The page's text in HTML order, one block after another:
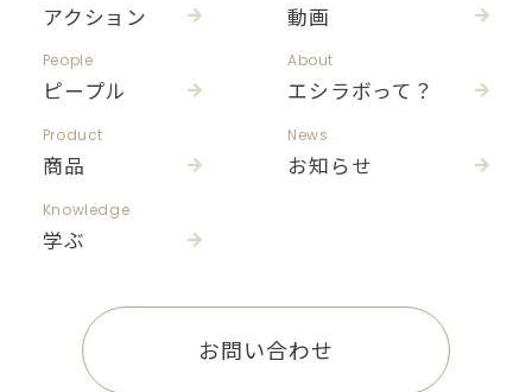
お問い合わせ
アクション
ピープル
People
商品
Product
学ぶ
Knowledge
動画
エシラボって？
About
お知らせ
News